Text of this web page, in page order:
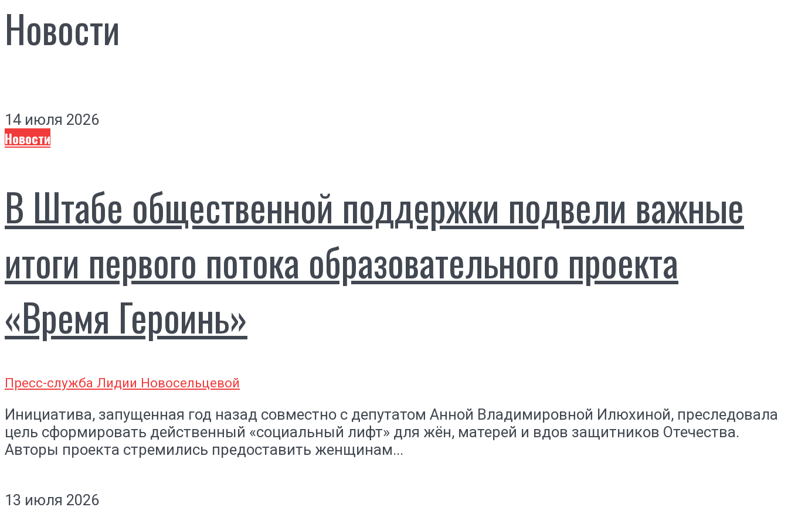
Новости
14 июля 2026
Новости
В Штабе общественной поддержки подвели важные
итоги первого потока образовательного проекта
«Время Героинь»
Пресс-служба Лидии Новосельцевой
Инициатива, запущенная год назад совместно с депутатом Анной Владимировной Илюхиной, преследовала
цель сформировать действенный «социальный лифт» для жён, матерей и вдов защитников Отечества.
Авторы проекта стремились предоставить женщинам...
13 июля 2026